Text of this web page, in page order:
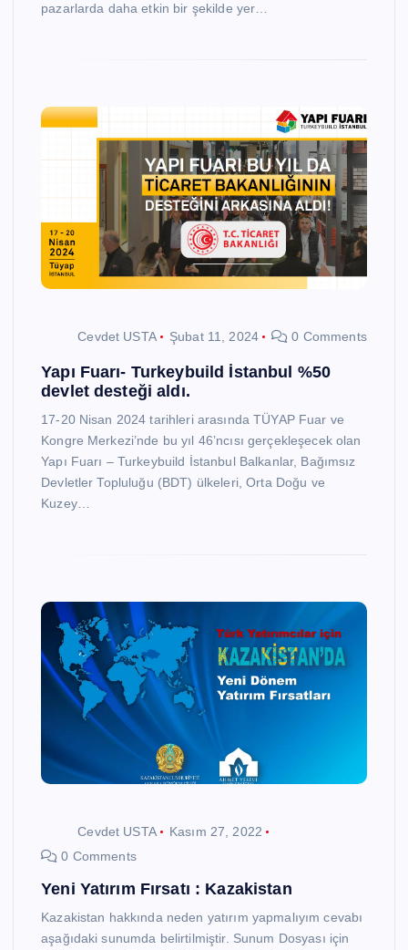
pazarlarda daha etkin bir şekilde yer…
Cevdet USTA Şubat 11, 2024 0 Comments
Yapı Fuarı- Turkeybuild İstanbul %50
devlet desteği aldı.
17-20 Nisan 2024 tarihleri arasında TÜYAP Fuar ve
Kongre Merkezi’nde bu yıl 46’ncısı gerçekleşecek olan
Yapı Fuarı – Turkeybuild İstanbul Balkanlar, Bağımsız
Devletler Topluluğu (BDT) ülkeleri, Orta Doğu ve
Kuzey…
Cevdet USTA
Kasım 27, 2022
0 Comments
Yeni Yatırım Fırsatı : Kazakistan
Kazakistan hakkında neden yatırım yapmalıyım cevabı
aşağıdaki sunumda belirtilmiştir. Sunum Dosyası için